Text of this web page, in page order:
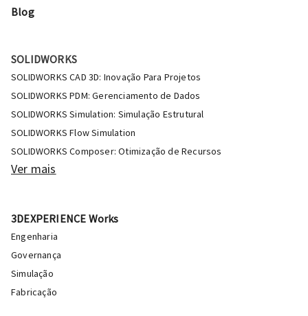
Blog
SOLIDWORKS
SOLIDWORKS CAD 3D: Inovação Para Projetos
SOLIDWORKS PDM: Gerenciamento de Dados
SOLIDWORKS Simulation: Simulação Estrutural
SOLIDWORKS Flow Simulation
SOLIDWORKS Composer: Otimização de Recursos
Ver mais
3DEXPERIENCE Works
Engenharia
Governança
Simulação
Fabricação